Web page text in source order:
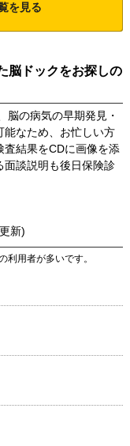
を見る
脳ドックをお探しの
脳の病気の早期発見・
能なため、お忙しい方
査結果をCDに画像を添
面談説明も後日保険診
新)
利用者が多いです。